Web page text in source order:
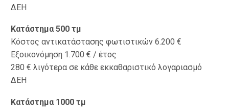
ΔΕΗ
Κατάστημα 500 τμ
Κόστος αντικατάστασης φωτιστικών 6.200 €
Εξοικονόμηση 1.700 € / έτος
280 € λιγότερα σε κάθε εκκαθαριστικό λογαριασμό
ΔΕΗ
Κατάστημα 1000 τμ